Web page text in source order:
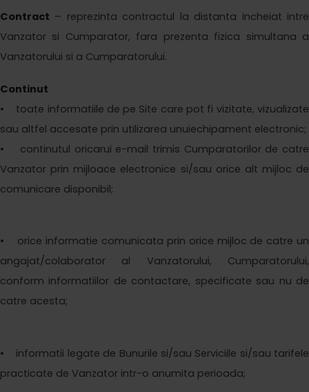
Contract – reprezinta contractul la distanta incheiat intre
Vanzator si Cumparator, fara prezenta fizica simultana a
Vanzatorului si a Cumparatorului.
Continut
• toate informatiile de pe Site care pot fi vizitate, vizualizate
sau altfel accesate prin utilizarea unuiechipament electronic;
• continutul oricarui e-mail trimis Cumparatorilor de catre
Vanzator prin mijloace electronice si/sau orice alt mijloc de
comunicare disponibil;
• orice informatie comunicata prin orice mijloc de catre un
angajat/colaborator al Vanzatorului, Cumparatorului,
conform informatiilor de contactare, specificate sau nu de
catre acesta;
• informatii legate de Bunurile si/sau Serviciile si/sau tarifele
practicate de Vanzator intr-o anumita perioada;